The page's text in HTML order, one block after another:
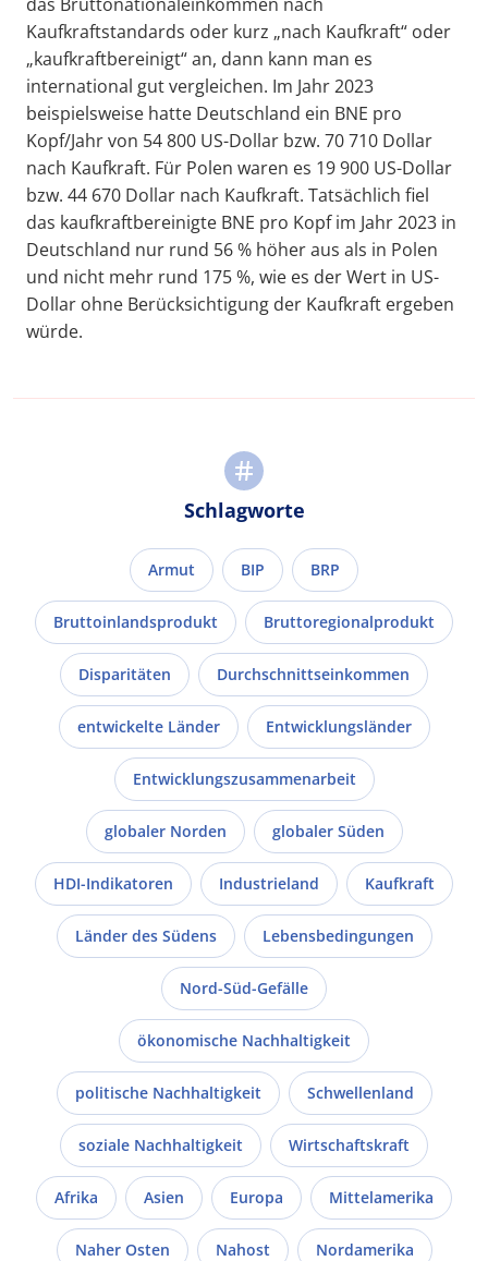
Kaufkraftstandards oder kurz „nach Kaufkraft“ oder
„kaufkraftbereinigt“ an, dann kann man es
international gut vergleichen. Im Jahr 2023
beispielsweise hatte Deutschland ein BNE pro
Kopf/Jahr von 54 800 US-Dollar bzw. 70 710 Dollar
nach Kaufkraft. Für Polen waren es 19 900 US-Dollar
bzw. 44 670 Dollar nach Kaufkraft. Tatsächlich fiel
das kaufkraftbereinigte BNE pro Kopf im Jahr 2023 in
Deutschland nur rund 56 % höher aus als in Polen
und nicht mehr rund 175 %, wie es der Wert in US-
Dollar ohne Berücksichtigung der Kaufkraft ergeben
würde.
Schlagworte
Armut BIP BRP
Bruttoinlandsprodukt Bruttoregionalprodukt
Disparitäten Durchschnittseinkommen
entwickelte Länder Entwicklungsländer
Entwicklungszusammenarbeit
globaler Norden globaler Süden
HDI-Indikatoren Industrieland Kaufkraft
Länder des Südens Lebensbedingungen
Nord-Süd-Gefälle
ökonomische Nachhaltigkeit
politische Nachhaltigkeit Schwellenland
soziale Nachhaltigkeit Wirtschaftskraft
Afrika Asien Europa Mittelamerika
Naher Osten Nahost Nordamerika